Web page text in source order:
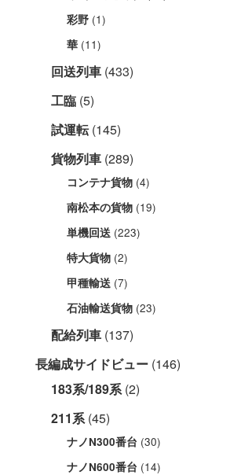
彩野 (1)
華 (11)
回送列車 (433)
工臨 (5)
試運転(145)
貨物列車 (289)
コンテナ貨物 (4)
南松本の貨物 (19)
単機回送 (223)
特大貨物 (2)
甲種輸送 (7)
石油輸送貨物 (23)
配給列車 (137)
長編成サイドビュー (146)
183系/189系(2)
211系(45)
ナノN300番台 (30)
ナノN600番台 (14)